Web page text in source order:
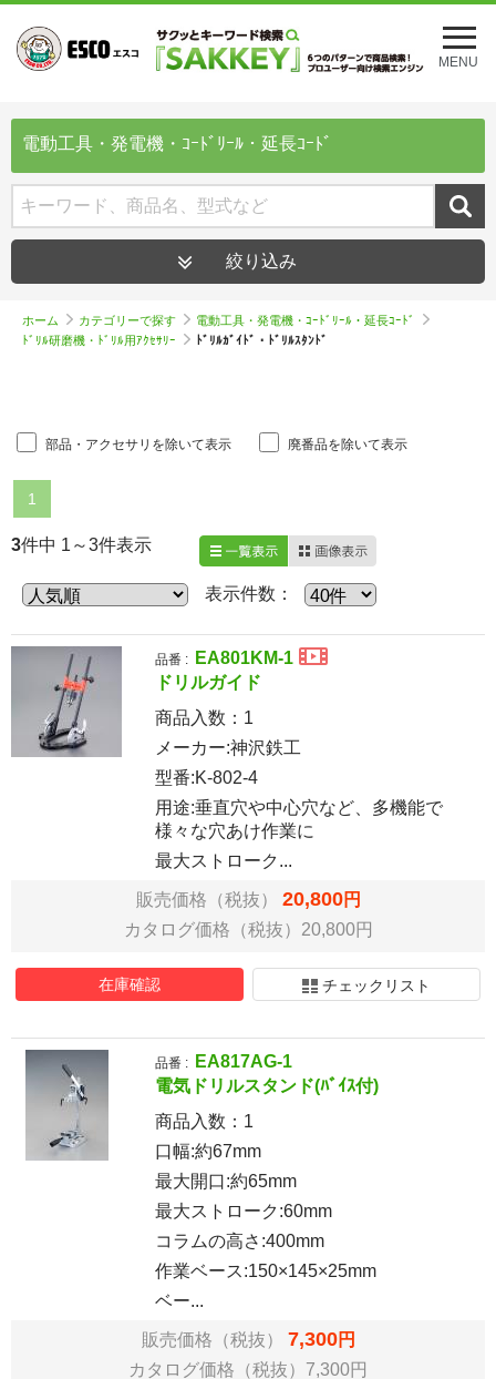
メ
ニ
ュ
を
MENU
電動工具・発電機・ｺｰﾄﾞﾘｰﾙ・延長ｺｰﾄﾞ
絞り込み
ホーム カテゴリーで探す
電動工具・発電機・ｺｰﾄﾞﾘｰﾙ・延長ｺｰﾄﾞ
ﾄﾞﾘﾙ研磨機・ﾄﾞﾘﾙ用ｱｸｾｻﾘｰ
ﾄﾞﾘﾙｶﾞｲﾄﾞ・ﾄﾞﾘﾙｽﾀﾝﾄﾞ
部品・アクセサリを除いて表示 廃番品を除いて表示
1
3件中 1～3件表示 一覧表示
表示件数：
品番 :
EA801KM-1
ドリルガイド
商品入数： 1
メーカー:神沢鉄工
型番:K-802-4
用途:垂直穴や中心穴など、多機能で
様々な穴あけ作業に
最大ストローク...
販売価格（税抜） 20,800円
カタログ価格（税抜）20,800円
在庫確認 チェックリスト
品番 :
EA817AG-1
電気ドリルスタンド(ﾊﾞｲｽ付)
商品入数： 1
口幅:約67mm
最大開口:約65mm
最大ストローク:60mm
コラムの高さ:400mm
作業ベース:150×145×25mm
ベー...
販売価格（税抜） 7,300円
カタログ価格（税抜）7,300円